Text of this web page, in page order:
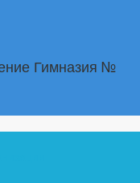
Гимназия №